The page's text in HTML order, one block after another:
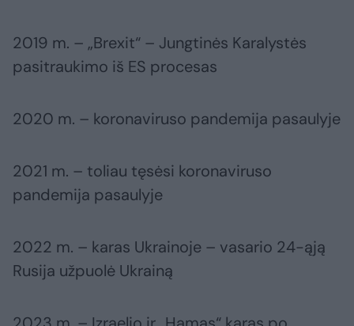
2019 m. – „Brexit“ – Jungtinės Karalystės
pasitraukimo iš ES procesas
2020 m. – koronaviruso pandemija pasaulyje
2021 m. – toliau tęsėsi koronaviruso
pandemija pasaulyje
2022 m. – karas Ukrainoje – vasario 24-ąją
Rusija užpuolė Ukrainą